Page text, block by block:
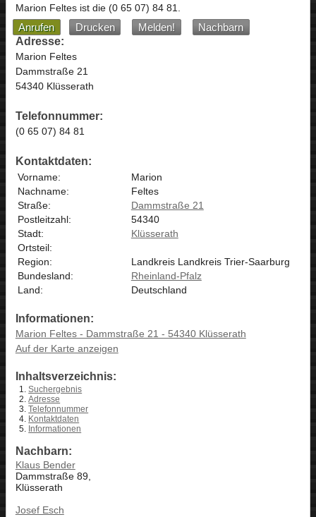
Marion Feltes ist die (0 65 07) 84 81.
Anrufen Drucken Melden!
Nachbarn
Adresse:
Marion Feltes
Dammstraße 21
54340 Klüsserath
Telefonnummer:
(0 65 07) 84 81
Kontaktdaten:
Vorname:
Marion
Nachname:
Feltes
Straße:
Dammstraße 21
Postleitzahl:
54340
Stadt:
Klüsserath
Ortsteil:
Region:
Landkreis Landkreis Trier-Saarburg
Bundesland:
Rheinland-Pfalz
Land:
Deutschland
Informationen:
Marion Feltes - Dammstraße 21 - 54340 Klüsserath
Auf der Karte anzeigen
Inhaltsverzeichnis:
Suchergebnis
Adresse
Telefonnummer
Kontaktdaten
Informationen
Nachbarn:
Klaus Bender
Dammstraße 89,
Klüsserath
Josef Esch